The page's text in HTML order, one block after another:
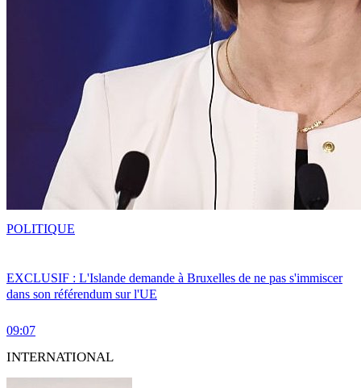
EXCLUSIF : L'Islande demande à Bruxelles de ne pas s'immiscer
dans son référendum sur l'UE
09:07
POLITIQUE
INTERNATIONAL